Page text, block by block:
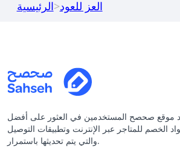
الرئيسية>العز للعود
موقع صحصح المستخدمين في العثور على أفضل
الخصم للمتاجر عبر الإنترنت وتطبيقات التوصيل
والتي يتم تحديثها باستمرار.